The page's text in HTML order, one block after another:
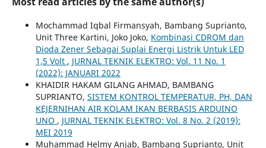
Mochammad Iqbal Firmansyah, Bambang Suprianto,
Unit Three Kartini, Joko Joko, Kombinasi CDROM dan
Dioda Zener Sebagai Suplai Energi Listrik Untuk LED
1,5 Volt , JURNAL TEKNIK ELEKTRO: Vol. 11 No. 1
(2022): JANUARI 2022
KHAIDIR HAKAM GILANG AHMAD, BAMBANG
SUPRIANTO, SISTEM KONTROL TEMPERATUR, PH, DAN
KEJERNIHAN AIR KOLAM IKAN BERBASIS ARDUINO
UNO , JURNAL TEKNIK ELEKTRO: Vol. 8 No. 2 (2019):
MEI 2019
Muhammad Helmy Anjab, Bambang Suprianto, Unit